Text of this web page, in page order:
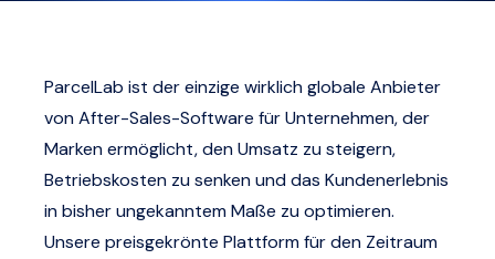
ParcelLab ist der einzige wirklich globale Anbieter
von After-Sales-Software für Unternehmen, der
Marken ermöglicht, den Umsatz zu steigern,
Betriebskosten zu senken und das Kundenerlebnis
in bisher ungekanntem Maße zu optimieren.
Unsere preisgekrönte Plattform für den Zeitraum